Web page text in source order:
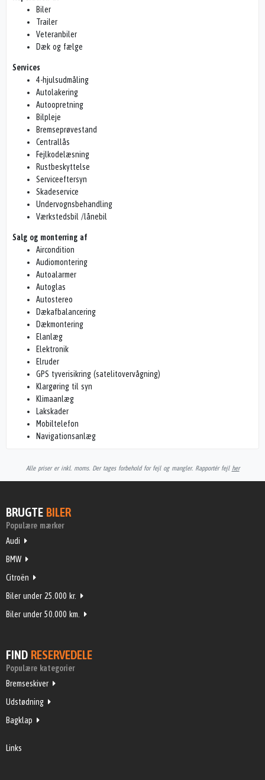
Biler
Trailer
Veteranbiler
Dæk og fælge
Services
4-hjulsudmåling
Autolakering
Autoopretning
Bilpleje
Bremseprøvestand
Centrallås
Fejlkodelæsning
Rustbeskyttelse
Serviceeftersyn
Skadeservice
Undervognsbehandling
Værkstedsbil /lånebil
Salg og monterring af
Aircondition
Audiomontering
Autoalarmer
Autoglas
Autostereo
Dækafbalancering
Dækmontering
Elanlæg
Elektronik
Elruder
GPS tyverisikring (satelitovervågning)
Klargøring til syn
Klimaanlæg
Lakskader
Mobiltelefon
Navigationsanlæg
Alle priser er inkl. moms. Der tages forbehold for fejl og mangler. Rapportér fejl her
BRUGTE BILER
Populære mærker
Audi
BMW
Citroën
Biler under 25.000 kr.
Biler under 50.000 km.
FIND RESERVEDELE
Populære kategorier
Bremseskiver
Udstødning
Bagklap
Links